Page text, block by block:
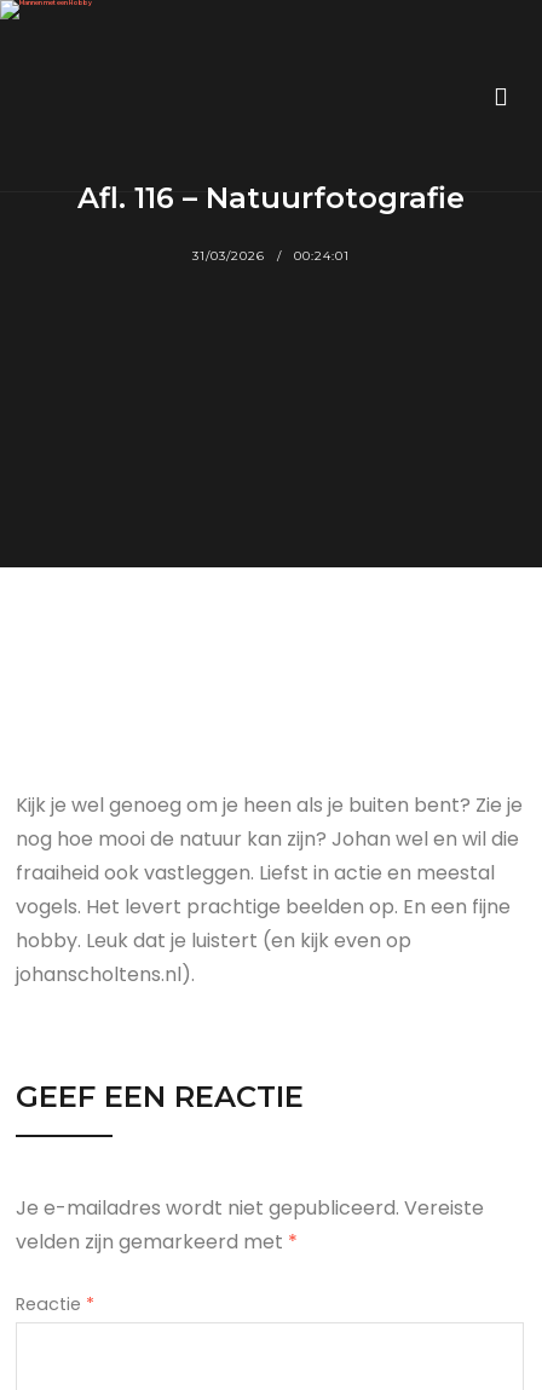
Afl. 116 – Natuurfotografie
31/03/2026 00:24:01
Kijk je wel genoeg om je heen als je buiten bent? Zie je
nog hoe mooi de natuur kan zijn? Johan wel en wil die
fraaiheid ook vastleggen. Liefst in actie en meestal
vogels. Het levert prachtige beelden op. En een fijne
hobby. Leuk dat je luistert (en kijk even op
johanscholtens.nl).
GEEF EEN REACTIE
Je e-mailadres wordt niet gepubliceerd. Vereiste
velden zijn gemarkeerd met *
Reactie *